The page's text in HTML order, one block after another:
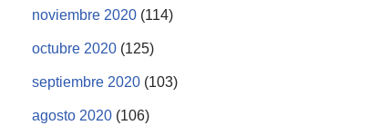
noviembre 2020 (114)
octubre 2020 (125)
septiembre 2020 (103)
agosto 2020 (106)